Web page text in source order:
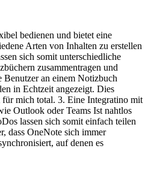
bedienen und bietet eine
Arten von Inhalten zu erstellen
sich somit unterschiedliche
zusammentragen und
Benutzer an einem Notizbuch
in Echtzeit angezeigt. Dies
für mich total. 3. Eine Integratino mit
Outlook oder Teams Ist nahtlos
lassen sich somit einfach teilen
dass OneNote sich immer
auf denen es